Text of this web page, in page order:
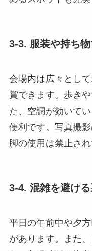
3-3. 服装や持ち
会場内は広々とし
賞できます。歩き
た、空調が効いて
便利です。写真撮
脚の使用は禁止され
3-4. 混雑を避け
平日の午前中や夕
があります。また